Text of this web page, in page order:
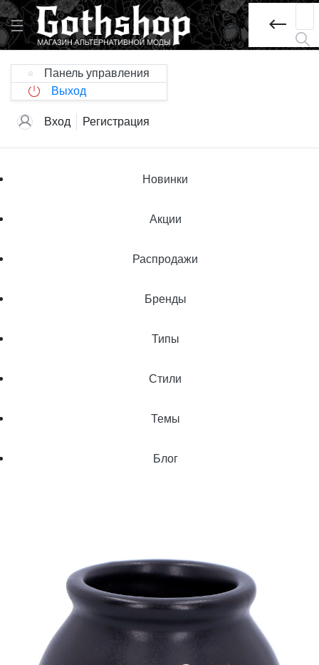
Панель управления
Выход
Вход Регистрация
Новинки
Акции
Распродажи
Бренды
Типы
Стили
Темы
Блог